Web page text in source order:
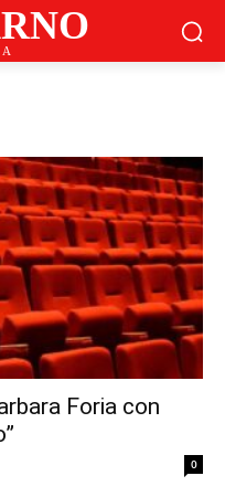
Foria con
0